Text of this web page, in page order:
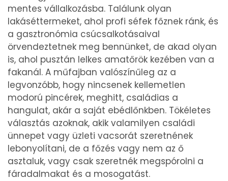
mentes vállalkozásba. Találunk olyan
lakáséttermeket, ahol profi séfek főznek ránk, és
a gasztronómia csúcsalkotásaival
örvendeztetnek meg bennünket, de akad olyan
is, ahol pusztán lelkes amatőrök kezében van a
fakanál. A műfajban valószínűleg az a
legvonzóbb, hogy nincsenek kellemetlen
modorú pincérek, meghitt, családias a
hangulat, akár a saját ebédlőnkben. Tökéletes
választás azoknak, akik valamilyen családi
ünnepet vagy üzleti vacsorát szeretnének
lebonyolítani, de a főzés vagy nem az ő
asztaluk, vagy csak szeretnék megspórolni a
fáradalmakat és a mosogatást.